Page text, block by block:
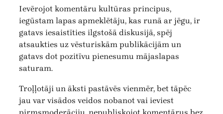
Ievērojot komentāru kultūras principus,
iegūstam lapas apmeklētāju, kas runā ar jēgu, ir
gatavs iesaistīties ilgstošā diskusijā, spēj
atsaukties uz vēsturiskām publikācijām un
gatavs dot pozitīvu pienesumu mājaslapas
saturam.
Troļļotāji un āksti pastāvēs vienmēr, bet tāpēc
jau var visādos veidos nobanot vai ieviest
pirmsmoderāciju, nepubliskojot komentārus bez